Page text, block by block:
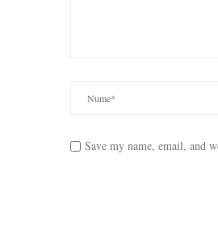
Save my name, email, and